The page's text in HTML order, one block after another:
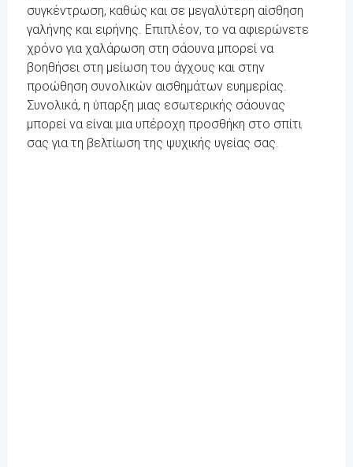
συγκέντρωση, καθώς και σε μεγαλύτερη αίσθηση
γαλήνης και ειρήνης. Επιπλέον, το να αφιερώνετε
χρόνο για χαλάρωση στη σάουνα μπορεί να
βοηθήσει στη μείωση του άγχους και στην
προώθηση συνολικών αισθημάτων ευημερίας.
Συνολικά, η ύπαρξη μιας εσωτερικής σάουνας
μπορεί να είναι μια υπέροχη προσθήκη στο σπίτι
σας για τη βελτίωση της ψυχικής υγείας σας.